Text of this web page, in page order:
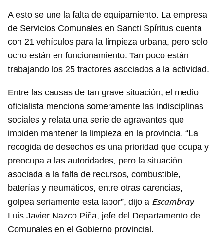
A esto se une la falta de equipamiento. La empresa
de Servicios Comunales en Sancti Spíritus cuenta
con 21 vehículos para la limpieza urbana, pero solo
ocho están en funcionamiento. Tampoco están
trabajando los 25 tractores asociados a la actividad.
Entre las causas de tan grave situación, el medio
oficialista menciona someramente las indisciplinas
sociales y relata una serie de agravantes que
impiden mantener la limpieza en la provincia. “La
recogida de desechos es una prioridad que ocupa y
preocupa a las autoridades, pero la situación
asociada a la falta de recursos, combustible,
baterías y neumáticos, entre otras carencias,
golpea seriamente esta labor”, dijo a Escambray
Luis Javier Nazco Piña, jefe del Departamento de
Comunales en el Gobierno provincial.